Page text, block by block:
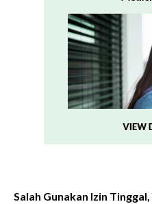
Salah Gunakan Izin